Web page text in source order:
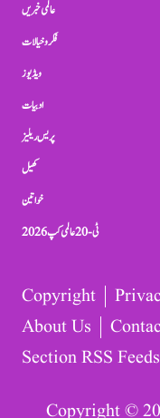
عالمی خبریں
فکر و خیالات
ویڈیوز
ادبیات
پریس ریلیز
کھیل
خواتین
ٹی-20 عالمی کپ 2026
Copyright
About Us
Section RSS Feeds
Copyright ©